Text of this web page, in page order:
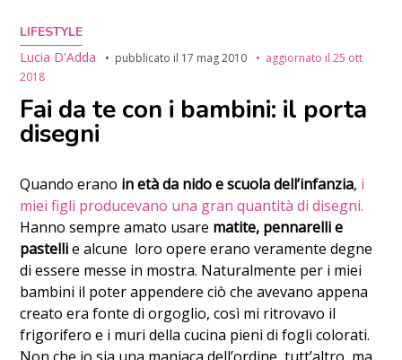
LIFESTYLE
Lucia D'Adda
pubblicato il 17 mag 2010 aggiornato il25 ott
2018
Fai da te con i bambini: il porta
disegni
Quando erano in età da nido e scuola dell’infanzia, i
miei figli producevano una gran quantità di disegni.
Hanno sempre amato usare matite, pennarelli e
pastellie alcune loro opere erano veramente degne
di essere messe in mostra. Naturalmente per i miei
bambini il poter appendere ciò che avevano appena
creato era fonte di orgoglio, così mi ritrovavo il
frigorifero e i muri della cucina pieni di fogli colorati.